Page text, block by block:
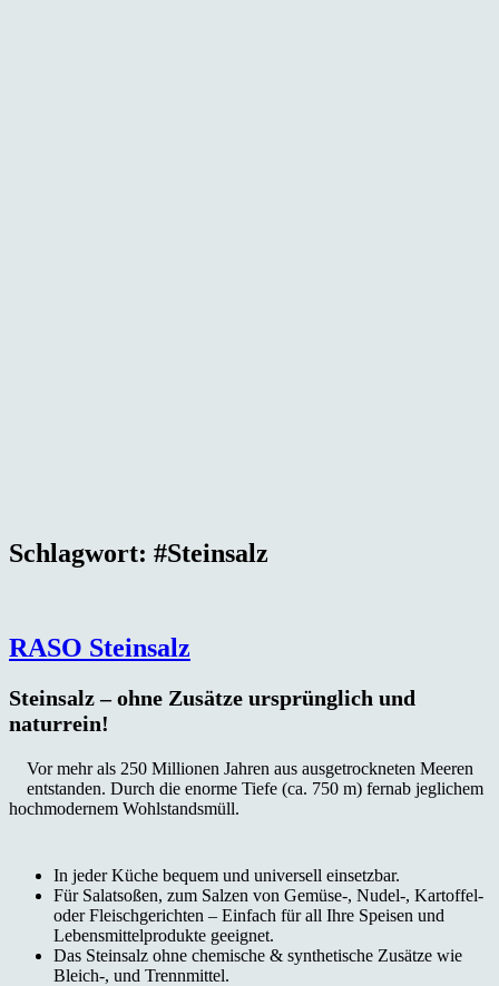
Schlagwort: #Steinsalz
RASO Steinsalz
Steinsalz – ohne Zusätze ursprünglich und
naturrein!
Vor mehr als 250 Millionen Jahren aus ausgetrockneten Meeren
entstanden. Durch die enorme Tiefe (ca. 750 m) fernab jeglichem
hochmodernem Wohlstandsmüll.
In jeder Küche bequem und universell einsetzbar.
Für Salatsoßen, zum Salzen von Gemüse-, Nudel-, Kartoffel-
oder Fleischgerichten – Einfach für all Ihre Speisen und
Lebensmittelprodukte geeignet.
Das Steinsalz ohne chemische & synthetische Zusätze wie
Bleich-, und Trennmittel.